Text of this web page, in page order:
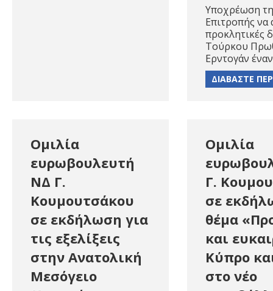
Υποχρέωση
Επιτροπής να
προκλητικές
Τούρκου
Ερντογάν
ΔΙΑΒΑΣΤΕ
Ομιλία
ευρωβουλευτή
ΝΔ Γ.
Κουμουτσάκου
σε εκδήλωση για
τις εξελίξεις
στην Ανατολική
Μεσόγειο
Ομιλία
Γ.
σε
θέμα
και
Kύπρο
στο νέο